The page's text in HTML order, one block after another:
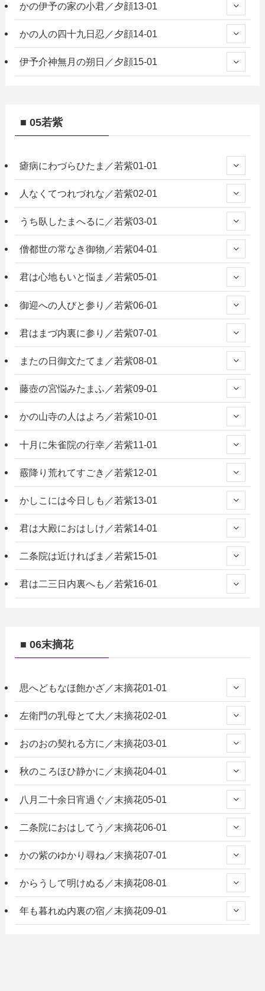
かの伊予の家の小君／夕顔13-01
かの人の四十九日忍／夕顔14-01
伊予介神無月の朔日／夕顔15-01
■ 05若紫
瘧病にわづらひたま／若紫01-01
人なくてつれづれな／若紫02-01
うち臥したまへるに／若紫03-01
僧都世の常なき御物／若紫04-01
君は心地もいと悩ま／若紫05-01
御迎への人びと参り／若紫06-01
君はまづ内裏に参り／若紫07-01
またの日御文たてま／若紫08-01
藤壺の宮悩みたまふ／若紫09-01
かの山寺の人はよろ／若紫10-01
十月に朱雀院の行幸／若紫11-01
霰降り荒れてすごき／若紫12-01
かしこには今日しも／若紫13-01
君は大殿におはしけ／若紫14-01
二条院は近ければま／若紫15-01
君は二三日内裏へも／若紫16-01
■ 06末摘花
思へどもなほ飽かざ／末摘花01-01
左衛門の乳母とて大／末摘花02-01
おのおの契れる方に／末摘花03-01
秋のころほひ静かに／末摘花04-01
八月二十余日宵過ぐ／末摘花05-01
二条院におはしてう／末摘花06-01
かの紫のゆかり尋ね／末摘花07-01
からうして明けぬる／末摘花08-01
年も暮れぬ内裏の宿／末摘花09-01